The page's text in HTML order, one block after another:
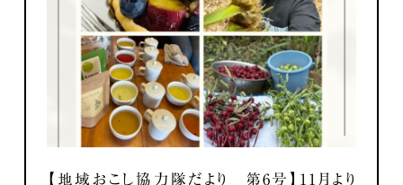
【地域おこし協力隊だより 第6号】11月より